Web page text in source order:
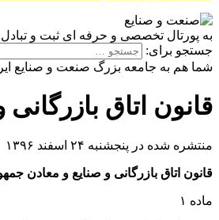
به پورتال تخصصی و حرفه ای ثبت و
جستجو برای:
شما هم به جامعه بزرگ صنعت و صنایع
قانون اتاق
منتشره شده در پنجشنبه ۲۴ اسفند ۱۳۹۶
قانون اتاق بازرگانی و صنایع و معادن
ماده ۱